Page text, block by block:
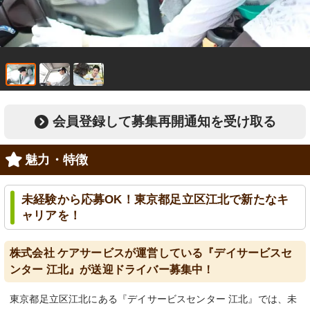
会員登録して募集再開通知を受け取る
魅力・特徴
未経験から応募OK！東京都足立区江北で新たなキ
ャリアを！
株式会社 ケアサービスが運営している『デイサービスセ
ンター 江北』が送迎ドライバー募集中！
東京都足立区江北にある『デイサービスセンター 江北』では、未